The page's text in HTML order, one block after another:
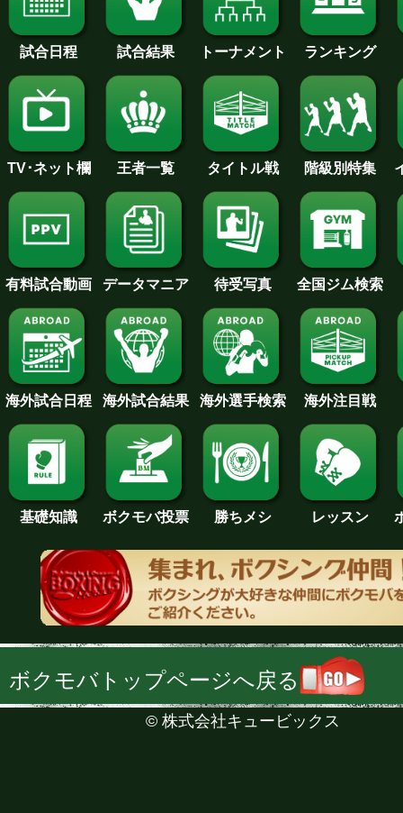
試合日程 試合結果 トーナメント ランキング
TV･ネット欄 王者一覧 タイトル戦 階級別特集
有料試合動画 データマニア 待受写真 全国ジム検索
海外試合日程 海外試合結果 海外選手検索 海外注目戦
基礎知識 ボクモバ投票 勝ちメシ レッスン
ボクモバトップページへ戻る
© 株式会社キュービックス